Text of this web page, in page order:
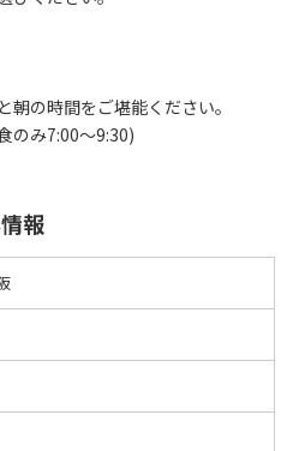
の時間をご堪能ください。
み7:00～9:30)
報